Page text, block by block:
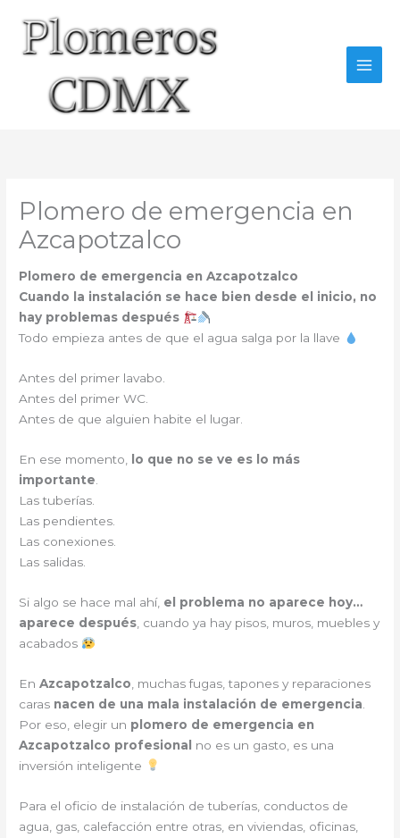
contenido
Plomero de emergencia en
Azcapotzalco
Plomero de emergencia en Azcapotzalco
Cuando la instalación se hace bien desde el inicio, no
hay problemas después
Todo empieza antes de que el agua salga por la llave
Antes del primer lavabo.
Antes del primer WC.
Antes de que alguien habite el lugar.
En ese momento,
lo que no se ve es lo más
importante
Las tuberías.
Las pendientes.
Las conexiones.
Las salidas.
Si algo se hace mal ahí, el problema no aparece hoy…
aparece después , cuando ya hay pisos, muros, muebles y
acabados
EnAzcapotzalco , muchas fugas, tapones y reparaciones
caras nacen de una mala instalación de emergencia
Por eso, elegir un plomero de emergencia en
Azcapotzalco profesional
no es un gasto, es una
inversión inteligente
Para el oficio de instalación de tuberías, conductos de
agua, gas, calefacción entre otras, en viviendas, oficinas,